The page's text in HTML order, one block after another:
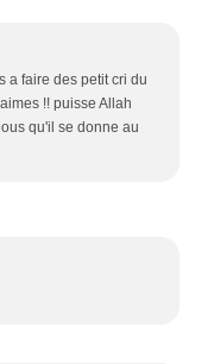
a faire des petit cri du
!! puisse Allah
qu'il se donne au